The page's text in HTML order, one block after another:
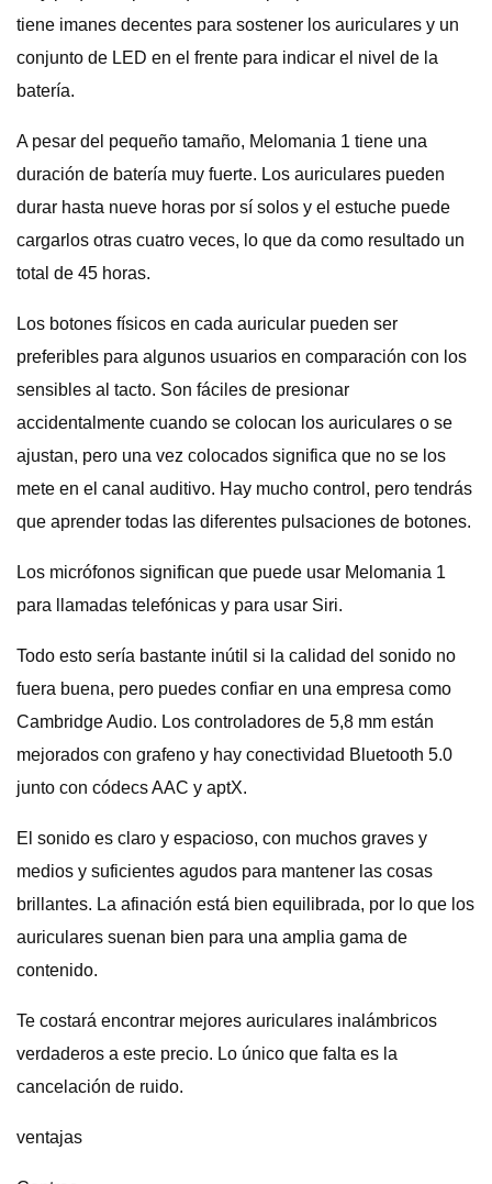
tiene imanes decentes para sostener los auriculares y un
conjunto de LED en el frente para indicar el nivel de la
batería.
A pesar del pequeño tamaño, Melomania 1 tiene una
duración de batería muy fuerte. Los auriculares pueden
durar hasta nueve horas por sí solos y el estuche puede
cargarlos otras cuatro veces, lo que da como resultado un
total de 45 horas.
Los botones físicos en cada auricular pueden ser
preferibles para algunos usuarios en comparación con los
sensibles al tacto. Son fáciles de presionar
accidentalmente cuando se colocan los auriculares o se
ajustan, pero una vez colocados significa que no se los
mete en el canal auditivo. Hay mucho control, pero tendrás
que aprender todas las diferentes pulsaciones de botones.
Los micrófonos significan que puede usar Melomania 1
para llamadas telefónicas y para usar Siri.
Todo esto sería bastante inútil si la calidad del sonido no
fuera buena, pero puedes confiar en una empresa como
Cambridge Audio. Los controladores de 5,8 mm están
mejorados con grafeno y hay conectividad Bluetooth 5.0
junto con códecs AAC y aptX.
El sonido es claro y espacioso, con muchos graves y
medios y suficientes agudos para mantener las cosas
brillantes. La afinación está bien equilibrada, por lo que los
auriculares suenan bien para una amplia gama de
contenido.
Te costará encontrar mejores auriculares inalámbricos
verdaderos a este precio. Lo único que falta es la
cancelación de ruido.
ventajas